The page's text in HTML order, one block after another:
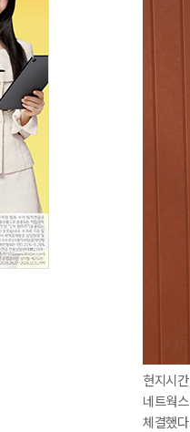
현지시
네트웍
체결했